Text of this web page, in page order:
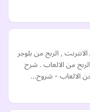
, الربح من بلوجر
من الالعاب . شرح
الالعاب - شروح…